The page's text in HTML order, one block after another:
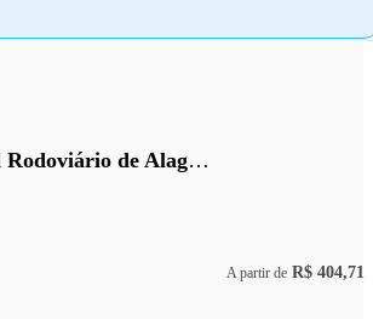
Terminal Rodoviário de Alagoinhas
A partir de R$ 404,71